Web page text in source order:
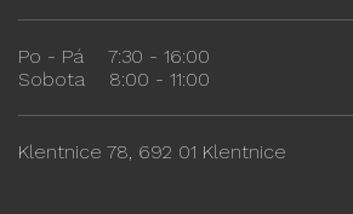
Po - Pá
7:30 - 16:00
Sobota
8:00 - 11:00
Klentnice 78, 692 01 Klentnice